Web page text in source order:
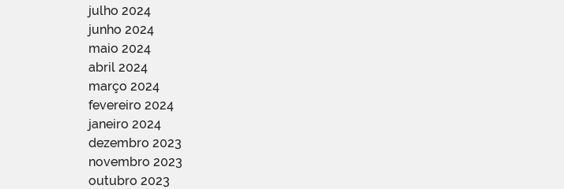
julho 2024
junho 2024
maio 2024
abril 2024
março 2024
fevereiro 2024
janeiro 2024
dezembro 2023
novembro 2023
outubro 2023